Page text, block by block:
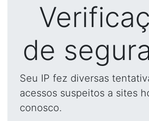
de
Seu IP fez diversas
acessos suspeitos a sites
conosco.